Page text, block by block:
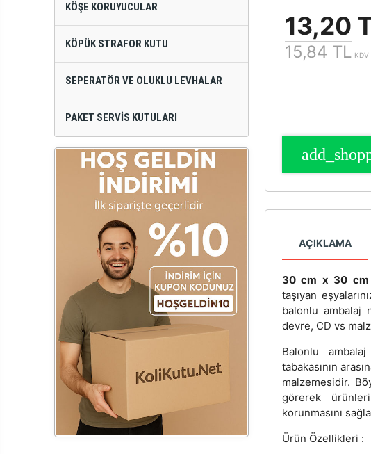
KÖŞE KORUYUCULAR
KÖPÜK STRAFOR KUTU
SEPERATÖR VE OLUKLU LEVHALAR
PAKET SERVIS KUTULARI
13,20
15,84 TL KDV
AÇIKLAMA
30 cm x 30 cm
taşıyan
balonlu ambalaj
devre, CD vs
Balonlu
tabakasının
malzemesidir.
görerek
korunmasını
Ürün Özellikleri :